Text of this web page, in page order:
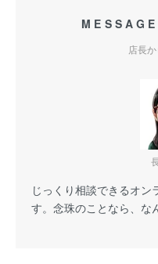
店長
じっくり相談できるオン
す。念珠のことなら、な